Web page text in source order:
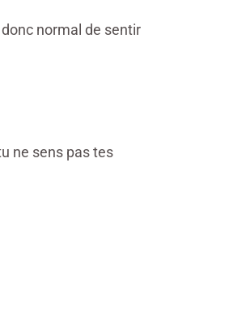
normal de sentir
ne sens pas tes